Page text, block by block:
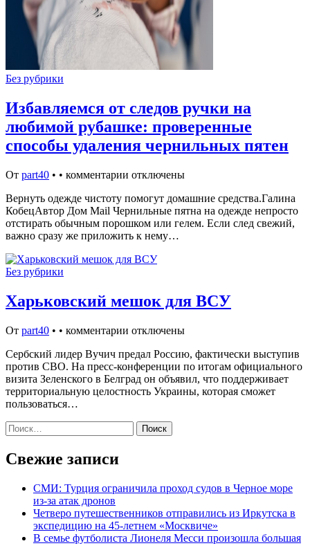
Без рубрики
Избавляемся от следов ручки на
любимой рубашке: проверенные
способы удаления чернильных пятен
От part40 • • комментарии отключены
Вернуть одежде чистоту помогут домашние средства.Галина
КобецАвтор Дом Mail Чернильные пятна на одежде непросто
отстирать обычным порошком или гелем. Если след свежий,
важно сразу же приложить к нему…
Без рубрики
Харьковский мешок для ВСУ
От part40 • • комментарии отключены
Сербский лидер Вучич предал Россию, фактически выступив
против СВО. На пресс-конференции по итогам официального
визита Зеленского в Белград он объявил, что поддерживает
территориальную целостность Украины, которая сможет
пользоваться…
Найти:
Свежие записи
СМИ: Турция ограничила проход судов в Черное море
из-за атак дронов
Четверо путешественников отправились из Иркутска в
экспедицию на 45-летнем «Москвиче»
В семье футболиста Лионеля Месси произошла большая